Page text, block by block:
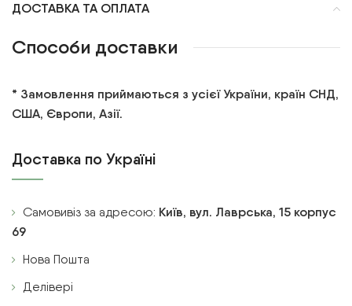
ДОСТАВКА ТА ОПЛАТА
Способи доставки
* Замовлення приймаються з усієї України, країн СНД,
США, Європи, Азії.
Доставка по Україні
Самовивіз за адресою: Київ, вул. Лаврська, 15 корпус
69
Нова Пошта
Делівері